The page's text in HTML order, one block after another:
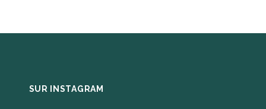
SUR INSTAGRAM